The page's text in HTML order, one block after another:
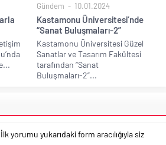
Gündem 10.01.2024
Kastamonu Üniversitesi’nde
“Sanat Buluşmaları-2”
Kastamonu Üniversitesi Güzel
Sanatlar ve Tasarım Fakültesi
tarafından “Sanat
Buluşmaları-2”...
yorumu yukarıdaki form aracılığıyla siz